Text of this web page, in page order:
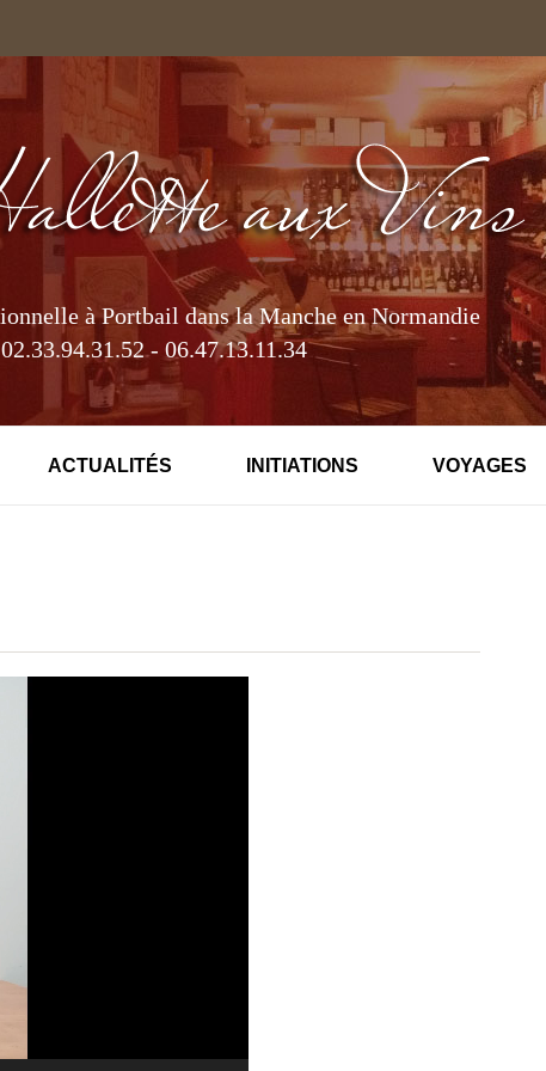
à Portbail dans la Manche en Normandie
02.33.94.31.52 - 06.47.13.11.34
ACTUALITÉS INITIATIONS VOYAGES